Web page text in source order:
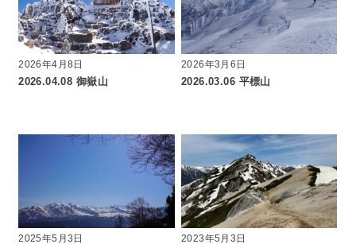
2026年4月8日
2026.04.08 御嶽山
2026年3月6日
2026.03.06 平標山
2025年5月3日 2023年5月3日